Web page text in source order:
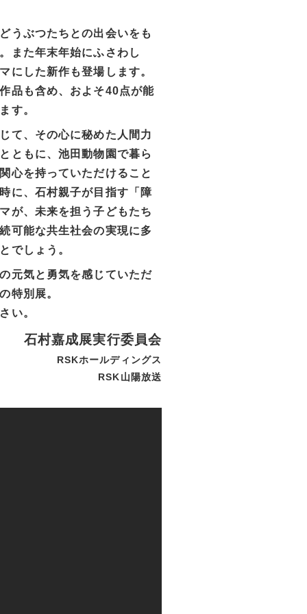
うぶつたちとの出会いをも
また年末年始にふさわし
にした新作も登場します。
品も含め、およそ40点が能
す。
て、その心に秘めた人間力
ともに、池田動物園で暮ら
心を持っていただけること
に、石村親子が目指す「障
が、未来を担う子どもたち
可能な共生社会の実現に多
でしょう。
元気と勇気を感じていただ
特別展。
い。
石村嘉成展実行委員会
RSKホールディングス
RSK山陽放送